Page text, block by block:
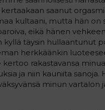
saanut
kultaani, mutta hän on
eikä hänen
kyllä täysin hullaantunut
herkkäänkin
rakastavansa
ja niin kauniita sanoja.
minun vartalon